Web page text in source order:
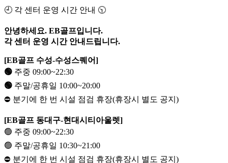
🕘 각 센터 운영 시간 안내 🕥
안녕하세요. EB골프입니다.
각 센터 운영 시간 안내드립니다.
[EB골프 수성-수성스퀘어]
🟢 주중 09:00~22:30
🟢 주말/공휴일 10:00~20:00
⛔️ 분기에 한 번 시설 점검 휴장(휴장시 별도 공지)
[EB골프 동대구-현대시티아울렛]
🟢 주중 09:00~22:30
🟢 주말/공휴일 10:30~21:00
⛔️ 분기에 한 번 시설 점검 휴장(휴장시 별도 공지)